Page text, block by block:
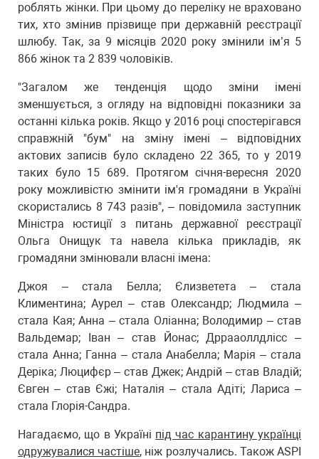
роблять жінки. При цьому до переліку не враховано
тих, хто змінив прізвище при державній реєстрації
шлюбу. Так, за 9 місяців 2020 року змінили ім’я 5
866 жінок та 2 839 чоловіків.
"Загалом же тенденція щодо зміни імені
зменшується, з огляду на відповідні показники за
останні кілька років. Якщо у 2016 році спостерігався
справжній "бум" на зміну імені – відповідних
актових записів було складено 22 365, то у 2019
таких було 15 689. Протягом січня-вересня 2020
року можливістю змінити ім'я громадяни в Україні
скористались 8 743 разів", – повідомила заступник
Міністра юстиції з питань державної реєстрації
Ольга Онищук та навела кілька прикладів, як
громадяни змінювали власні імена:
Джоя – стала Белла; Єлизветета – стала
Климентина; Аурел – став Олександр; Людмила –
стала Кая; Анна – стала Оліанна; Володимир – став
Вальдемар; Іван – став Йонас; Дррааоллдлісс –
стала Анна; Ганна – стала Анабелла; Марія – стала
Деріка; Люцифєр – став Джек; Андрій – став Владій;
Євген – став Єжі; Наталія – стала Адіті; Лариса –
стала Глорія-Сандра.
Нагадаємо, що в Україні під час карантину українці
одружувалися частіше, ніж розлучались. Також ASPI